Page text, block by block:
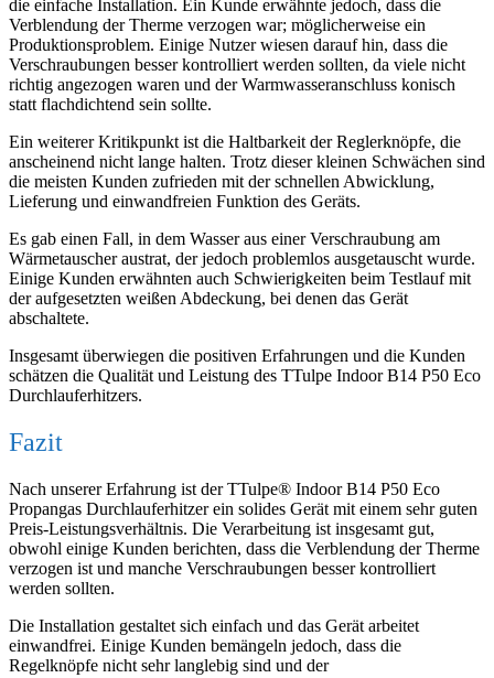
die einfache Installation. Ein Kunde erwähnte jedoch, dass die
Verblendung der Therme verzogen war; möglicherweise ein
Produktionsproblem. Einige Nutzer wiesen darauf hin, dass die
Verschraubungen besser kontrolliert werden sollten, da viele nicht
richtig angezogen waren und der Warmwasseranschluss konisch
statt flachdichtend sein sollte.
Ein weiterer Kritikpunkt ist die Haltbarkeit der Reglerknöpfe, die
anscheinend nicht lange halten. Trotz dieser kleinen Schwächen sind
die meisten Kunden zufrieden mit der schnellen Abwicklung,
Lieferung und einwandfreien Funktion des Geräts.
Es gab einen Fall, in dem Wasser aus einer Verschraubung am
Wärmetauscher austrat, der jedoch problemlos ausgetauscht wurde.
Einige Kunden erwähnten auch Schwierigkeiten beim Testlauf mit
der aufgesetzten weißen Abdeckung, bei denen das Gerät
abschaltete.
Insgesamt überwiegen die positiven Erfahrungen und die Kunden
schätzen die Qualität und Leistung des TTulpe Indoor B14 P50 Eco
Durchlauferhitzers.
Fazit
Nach unserer Erfahrung ist der TTulpe® Indoor B14 P50 Eco
Propangas Durchlauferhitzer ein solides Gerät mit einem sehr guten
Preis-Leistungsverhältnis. Die Verarbeitung ist insgesamt gut,
obwohl einige Kunden berichten, dass die Verblendung der Therme
verzogen ist und manche Verschraubungen besser kontrolliert
werden sollten.
Die Installation gestaltet sich einfach und das Gerät arbeitet
einwandfrei. Einige Kunden bemängeln jedoch, dass die
Regelknöpfe nicht sehr langlebig sind und der